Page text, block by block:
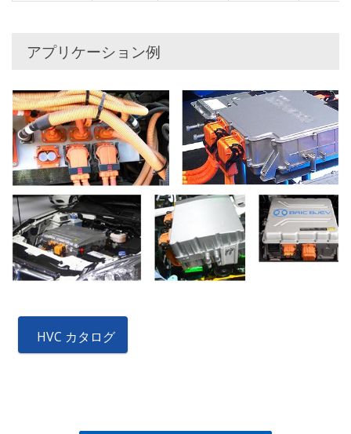
アプリケーション例
HVC カタログ